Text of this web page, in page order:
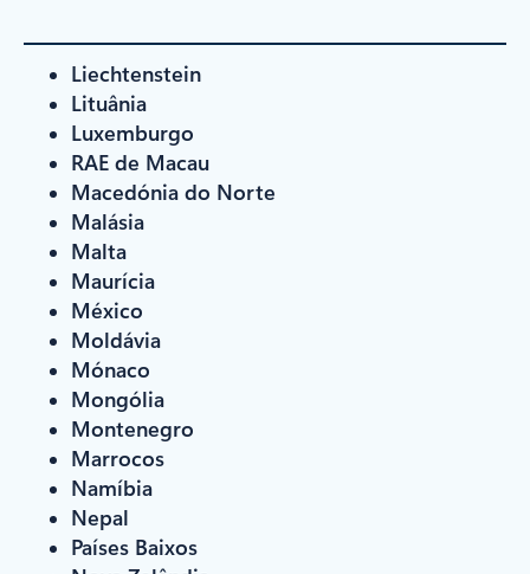
Liechtenstein
Lituânia
Luxemburgo
RAE de Macau
Macedónia do Norte
Malásia
Malta
Maurícia
México
Moldávia
Mónaco
Mongólia
Montenegro
Marrocos
Namíbia
Nepal
Países Baixos